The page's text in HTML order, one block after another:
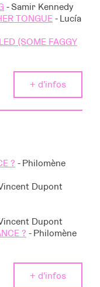
- Samir Kennedy
TONGUE- Lucía
(SOME FAGGY
+ d'infos
? - Philomène
Dupont
Dupont
? - Philomène
+ d'infos